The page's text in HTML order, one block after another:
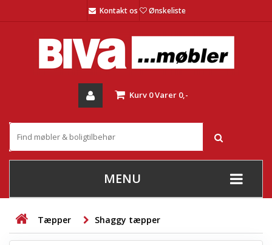
Kontakt os Ønskeliste
Kurv 0Varer 0,-
MENU
+
STUE
Tæpper Shaggy tæpper